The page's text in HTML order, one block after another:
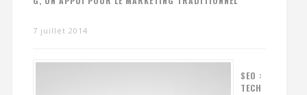
7 juillet 2014
SEO :
TECH